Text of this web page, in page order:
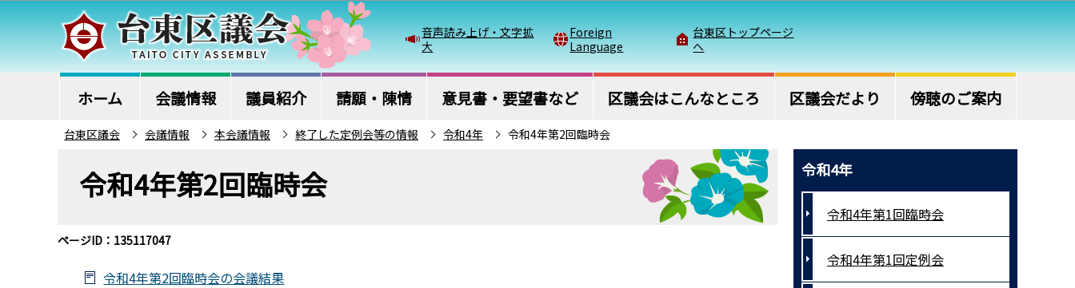
こ
の
ペ
ー
このページの本文へ移動
音声読み上げ・文字拡
大
Foreign
Language
台東区トップページ
へ
ホーム 会議情報 議員紹介 請願・陳情 意見書・要望書など 区議会はこんなところ 区議会だより 傍聴のご案内
台東区議会 会議情報 本会議情報 終了した定例会等の情報 令和4年 令和4年第2回臨時会
か
令和4年第2回臨時会
ページID：135117047
令和4年第2回臨時会の会議結果
令和4年
令和4年第1回臨時会
令和4年第1回定例会